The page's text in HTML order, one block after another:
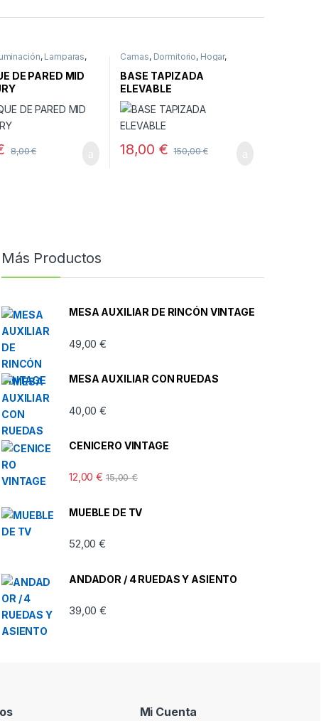
, Lamparas,
DE PARED MID
8,00€
Camas, Dormitorio, Hogar,
BASE TAPIZADA
ELEVABLE
18,00 € 150,00€
Más Productos
MESA AUXILIAR DE RINCÓN VINTAGE
49,00€
MESA AUXILIAR CON RUEDAS
40,00€
CENICERO VINTAGE
12,00€ 15,00€
MUEBLE DE TV
52,00€
ANDADOR / 4 RUEDAS Y ASIENTO
39,00€
Mi Cuenta